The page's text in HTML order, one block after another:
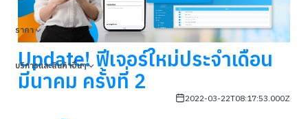
ราคา
บริการและสินค้าอื่นๆ
Update! ฟีเจอร์ใหม่ประจำเดือน
มีนาคม ครั้งที่ 2
2022-03-22T08:17:53.000Z